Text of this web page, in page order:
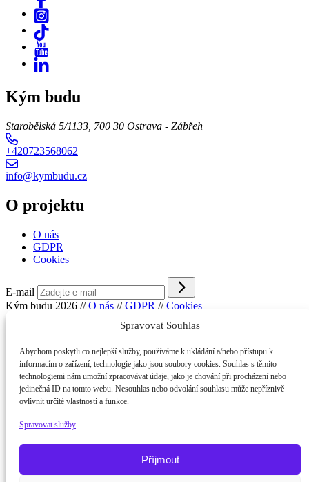
Spravovat Souhlas
Abychom poskytli co nejlepší služby, používáme k ukládání a/nebo přístupu k
informacím o zařízení, technologie jako jsou soubory cookies. Souhlas s těmito
technologiemi nám umožní zpracovávat údaje, jako je chování při procházení nebo
jedinečná ID na tomto webu. Nesouhlas nebo odvolání souhlasu může nepříznivě
ovlivnit určité vlastnosti a funkce.
Spravovat služby
Příjmout
Kým budu
Starobělská 5/1133, 700 30 Ostrava - Zábřeh
+420723568062
info@kymbudu.cz
O projektu
O nás
GDPR
Cookies
E-mail
Kým budu 2026 // O nás // GDPR // Cookies